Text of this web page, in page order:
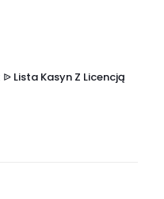
Lista Kasyn Z Licencją